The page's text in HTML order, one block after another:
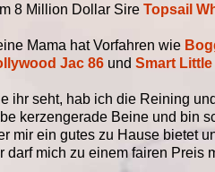
8 Million Dollar Sire Topsail
Mama hat Vorfahren wie
Jac 86 und Smart
ihr seht, hab ich die Reining
kerzengerade Beine und bin
mir ein gutes zu Hause bietet
darf mich zu einem fairen Preis